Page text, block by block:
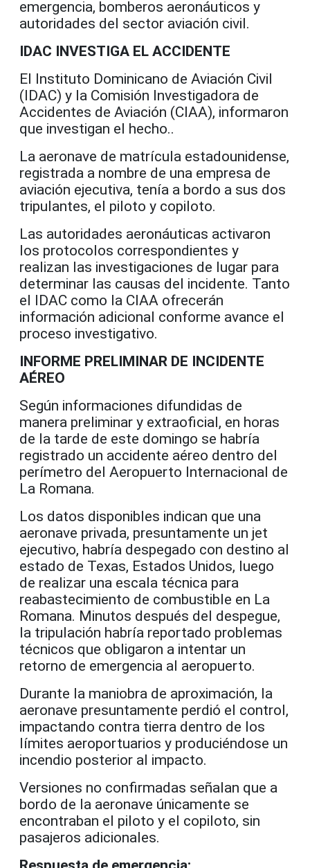
emergencia, bomberos aeronáuticos y
autoridades del sector aviación civil.
IDAC INVESTIGA EL ACCIDENTE
El Instituto Dominicano de Aviación Civil
(IDAC) y la Comisión Investigadora de
Accidentes de Aviación (CIAA), informaron
que investigan el hecho..
La aeronave de matrícula estadounidense,
registrada a nombre de una empresa de
aviación ejecutiva, tenía a bordo a sus dos
tripulantes, el piloto y copiloto.
Las autoridades aeronáuticas activaron
los protocolos correspondientes y
realizan las investigaciones de lugar para
determinar las causas del incidente. Tanto
el IDAC como la CIAA ofrecerán
información adicional conforme avance el
proceso investigativo.
INFORME PRELIMINAR DE INCIDENTE
AÉREO
Según informaciones difundidas de
manera preliminar y extraoficial, en horas
de la tarde de este domingo se habría
registrado un accidente aéreo dentro del
perímetro del Aeropuerto Internacional de
La Romana.
Los datos disponibles indican que una
aeronave privada, presuntamente un jet
ejecutivo, habría despegado con destino al
estado de Texas, Estados Unidos, luego
de realizar una escala técnica para
reabastecimiento de combustible en La
Romana. Minutos después del despegue,
la tripulación habría reportado problemas
técnicos que obligaron a intentar un
retorno de emergencia al aeropuerto.
Durante la maniobra de aproximación, la
aeronave presuntamente perdió el control,
impactando contra tierra dentro de los
límites aeroportuarios y produciéndose un
incendio posterior al impacto.
Versiones no confirmadas señalan que a
bordo de la aeronave únicamente se
encontraban el piloto y el copiloto, sin
pasajeros adicionales.